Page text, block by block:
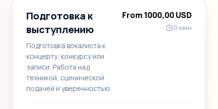
Подготовка к
выступлению
Подготовка вокалиста к
концерту, конкурсу или
записи. Работа над
техникой, сценической
подачей и уверенностью.
From 1000,00 USD
0 мин